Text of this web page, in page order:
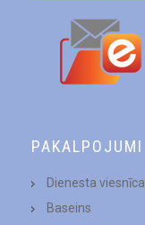
PAKALPOJUMI
Dienesta viesnīca
Baseins